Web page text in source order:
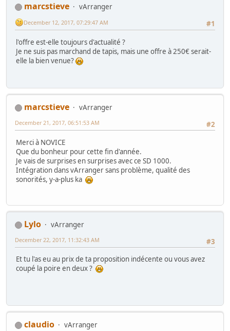
marcstieve
vArranger
#1
December 12, 2017, 07:29:47 AM
l'offre est-elle toujours d'actualité ?
Je ne suis pas marchand de tapis, mais une offre à 250€ serait-
elle la bien venue?
marcstieve
vArranger
#2
December 21, 2017, 06:51:53 AM
Merci à NOVICE
Que du bonheur pour cette fin d'année.
Je vais de surprises en surprises avec ce SD 1000.
Intégration dans vArranger sans problème, qualité des
sonorités, y-a-plus ka
Lylo
vArranger
#3
December 22, 2017, 11:32:43 AM
Et tu l'as eu au prix de ta proposition indécente ou vous avez
coupé la poire en deux ?
claudio
vArranger